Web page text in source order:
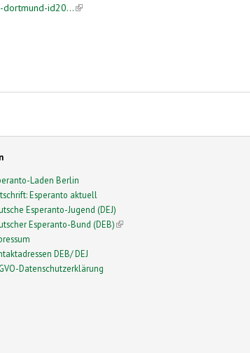
id20...(link is external)
Laden Berlin
Esperanto aktuell
Esperanto-Jugend (DEJ)
Esperanto-Bund (DEB)(link is external)
DEB/ DEJ
Datenschutzerklärung